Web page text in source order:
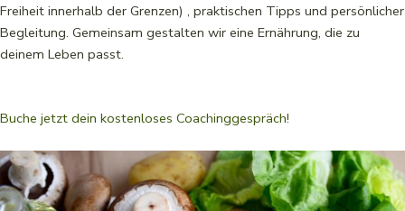
Freiheit innerhalb der Grenzen) , praktischen Tipps und persönlicher
Begleitung. Gemeinsam gestalten wir eine Ernährung, die zu
deinem Leben passt.
Buche jetzt dein kostenloses Coachinggespräch!